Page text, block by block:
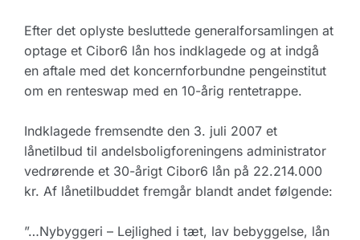
Efter det oplyste besluttede generalforsamlingen at
optage et Cibor6 lån hos indklagede og at indgå
en aftale med det koncernforbundne pengeinstitut
om en renteswap med en 10-årig rentetrappe.
Indklagede fremsendte den 3. juli 2007 et
lånetilbud til andelsboligforeningens administrator
vedrørende et 30-årigt Cibor6 lån på 22.214.000
kr. Af lånetilbuddet fremgår blandt andet følgende:
”…Nybyggeri – Lejlighed i tæt, lav bebyggelse, lån